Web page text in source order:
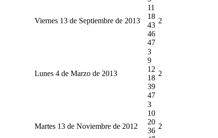
Viernes 13 de Septiembre de 2013
11
18
43
46
47
2
Lunes 4 de Marzo de 2013
3
9
12
18
39
47
2
Martes 13 de Noviembre de 2012
3
10
20
36
2